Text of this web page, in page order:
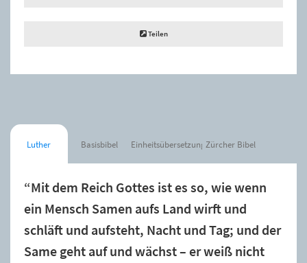
Teilen
Luther Basisbibel Einheitsübersetzung Zürcher Bibel
“Mit dem Reich Gottes ist es so, wie wenn
ein Mensch Samen aufs Land wirft und
schläft und aufsteht, Nacht und Tag; und der
Same geht auf und wächst – er weiß nicht